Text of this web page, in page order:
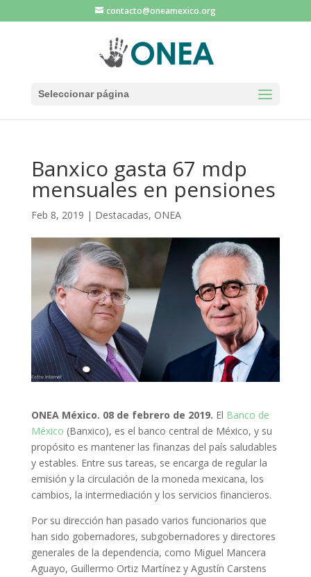
contacto@oneamexico.org
Seleccionar página
Banxico gasta 67 mdp
mensuales en pensiones
Feb 8, 2019 | Destacadas, ONEA
ONEA México. 08 de febrero de 2019. El Banco de
México (Banxico), es el banco central de México, y su
propósito es mantener las finanzas del país saludables
y estables. Entre sus tareas, se encarga de regular la
emisión y la circulación de la moneda mexicana, los
cambios, la intermediación y los servicios financieros.
Por su dirección han pasado varios funcionarios que
han sido gobernadores, subgobernadores y directores
generales de la dependencia, como Miguel Mancera
Aguayo, Guillermo Ortiz Martínez y Agustín Carstens